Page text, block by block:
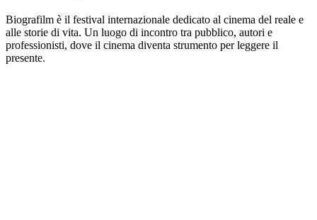
Biografilm è il festival internazionale dedicato al cinema del reale e
alle storie di vita. Un luogo di incontro tra pubblico, autori e
professionisti, dove il cinema diventa strumento per leggere il
presente.